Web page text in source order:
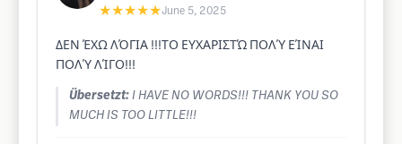
★★★★★June 5, 2025
ΔΕΝ ΈΧΩ ΛΌΓΙΑ !!!ΤΟ ΕΥΧΑΡΙΣΤΏ ΠΟΛΎ ΕΊΝΑΙ
ΠΟΛΎ ΛΊΓΟ!!!
Übersetzt: I HAVE NO WORDS!!! THANK YOU SO
MUCH IS TOO LITTLE!!!